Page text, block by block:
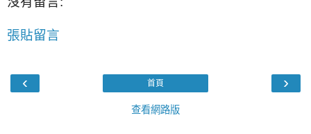
張貼留言
‹ ›
首頁
查看網路版